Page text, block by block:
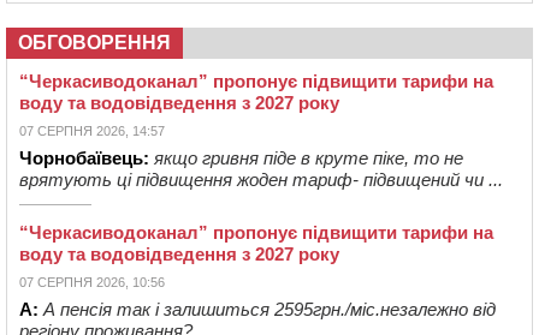
ОБГОВОРЕННЯ
“Черкасиводоканал” пропонує підвищити тарифи на
воду та водовідведення з 2027 року
07 СЕРПНЯ 2026, 14:57
Чорнобаївець: якщо гривня піде в круте піке, то не
врятують ці підвищення жоден тариф- підвищений чи ...
“Черкасиводоканал” пропонує підвищити тарифи на
воду та водовідведення з 2027 року
07 СЕРПНЯ 2026, 10:56
А: А пенсія так і залишиться 2595грн./міс.незалежно від